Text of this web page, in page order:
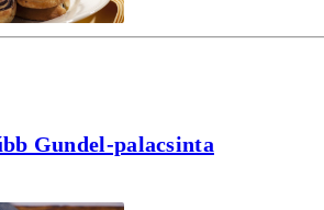
Gundel-palacsinta